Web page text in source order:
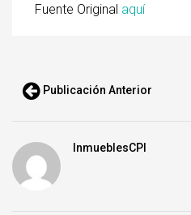
Fuente Original aquí
Publicación Anterior
InmueblesCPI